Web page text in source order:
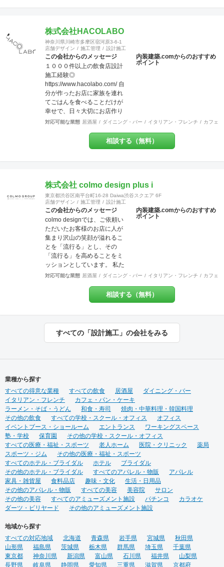
業、デザイナー、設計士、建
築士【1級】、現場監督がお客
様をトータルサポート致しま
す。 作業現場では自社の職人
がおりますので、柔軟性やス
ピード感ある対応致します。
ＵＳＥＮやサカイ引越センタ
ーとの提携企業でございます
ので工事のみならず、その他
のご要望にもご対応させてい
ただく事も可能です。 【特
スマイル 協賛店 【受賞歴】 ・
千葉市都市文化賞2020 カ
Top Topics 特集作品 マン
ションリノベーション工事物
件 選出 ・『小さなベーカリ
ー&焼き菓子店のデザイン』単
行本 全国で愛される１０
０軒 ベーカリー店舗新装
工事物件 選出
に、ピエロ・デザイン＆ワー
クス（本社、ＷＥＢ・グラフ
ィック、不動産）、ピエロ・
デザイン＆ブリッジ（工事、
全国対応）の３社で、さまざ
まなご要望にお応えする体制
を整えています。 【許認可】
一級建築士事務所、一般建設
業、特定建設業（本社）、宅
地建物取引業（本社）
株式会社HACOLABO
神奈川県川崎市多摩区宿河原3-6-1
店舗デザイン
施工管理 設計施工
この会社からのメッセージ
１０００件以上の飲食店設計
施工経験◎
https://www.hacolabo.com/ 自
分が作ったお店に家族を連れ
てごはんを食べることだけが
幸せで、日々大切にお店作り
をしております◎ 飲食店専門
担当者がデザイン設計施工メ
ンテナンスまで一気通貫で行
「+1」の感動を提供致しま
す。 あれも！これも！やりた
い事を一緒になって整理し 異
業種のデザイナー達がお客様
の創造を膨らませ 理想を超え
るお店を設計し、作り上げま
す。 対応エリア：神奈川県全
域 東京都23区 東京都多摩
地域エリア 川崎地域
【 ？ 】 ＝
【 ！ 】 ご来店頂いた方々
び 意図に気づいた瞬間
「 ！ 」に変わってしま
します。 伝える思いと 届け
る声に ちょっとした遊び心を
内装建築.comからのおすすめ
ポイント
対応可能な業態 居酒屋 ダイニング・バー イタリアン・フレンチ カフェ
相談する（無料）
株式会社 colmo design plus i
東京都渋谷区南平台町16-28 Daiwa渋谷スクエア 6F
店舗デザイン
施工管理 設計施工
この会社からのメッセージ
colmo designでは、ご依頼い
ただいたお客様のお店に人が
集まり沢山の笑顔が溢れるこ
とを「流行る」とし、その
「流行る」を高めることをミ
ッションとしています。 私た
ちは​​お客様ごとにちがう“オモ
づくりの先に実現したいこ
と”を一緒に創り上げます。ま
績は900店以上。 グループ会
社で直営美容室を13店舗を運
ト・マーケティング調査 ③資
金調達サポート ④美容業界専
門のデザイン提案 ⑤自社施工
⑥ブランディングのための販
促ツール ⑦お客様により沿っ
たアフターフォロー まずはご
相談やお話だけでも構いませ
ん。 お気軽にお問合せくださ
いませ！
内装建築.comからのおすすめ
ポイント
対応可能な業態 居酒屋 ダイニング・バー イタリアン・フレンチ カフェ
相談する（無料）
すべての「設計施工」の会社をみる
業種から探す
すべての得意な業種
すべての飲食 居酒屋
ダイニング・バー
イタリアン・フレンチ
カフェ・パン・ケーキ
ラーメン・そば・うどん
和食・寿司
焼肉・中華料理・韓国料理
その他の飲食
すべての学校・スクール・オフィス
オフィス
イベントブース・ショールーム
エントランス
ワーキングスペース
塾・学校
保育園
その他の学校・スクール・オフィス
すべての医療・福祉・スポーツ
老人ホーム 医院・クリニック
薬局
スポーツ・ジム
その他の医療・福祉・スポーツ
すべてのホテル・ブライダル
ホテル
ブライダル
その他のホテル・ブライダル
すべてのアパレル・物販
アパレル
家具・雑貨屋
食料品店 趣味・文化
生活・日用品
その他のアパレル・物販
すべての美容 美容院
サロン
その他の美容
すべてのアミューズメント施設 パチンコ
カラオケ
ダーツ・ビリヤード
その他のアミューズメント施設
地域から探す
すべての対応地域
北海道 青森県 岩手県 宮城県
秋田県
山形県
福島県 茨城県 栃木県 群馬県 埼玉県
千葉県
東京都
神奈川県 新潟県 富山県 石川県 福井県
山梨県
長野県
岐阜県 静岡県 愛知県 三重県 滋賀県 京都府